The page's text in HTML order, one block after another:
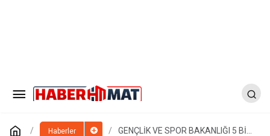
Haberler
GENÇLİK VE SPOR BAKANLIĞI 5 BİN